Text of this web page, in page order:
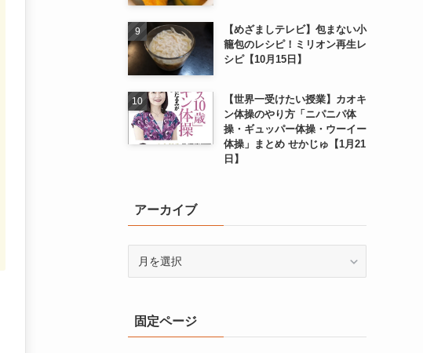
【めざましテレビ】包まない小
籠包のレシピ！ミリオン再生レ
シピ【10月15日】
【世界一受けたい授業】カオキ
ン体操のやり方「ニパニパ体
操・ギュッパー体操・ウーイー
体操」まとめ せかじゅ【1月21
日】
アーカイブ
ブ固定ページ